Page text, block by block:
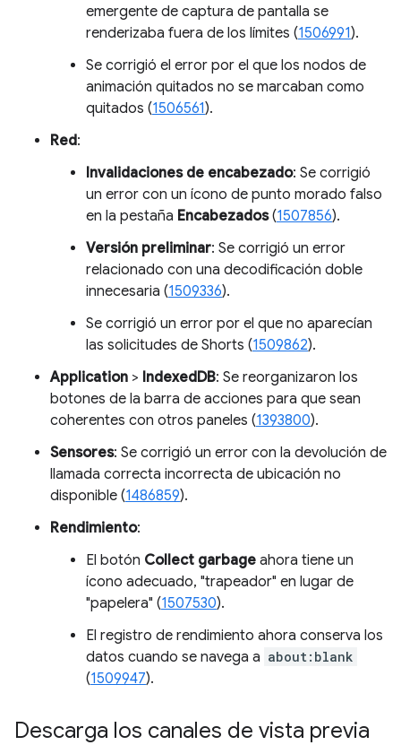
emergente de captura de pantalla se
renderizaba fuera de los límites (1506991).
Se corrigió el error por el que los nodos de
animación quitados no se marcaban como
quitados (1506561).
Red:
Invalidaciones de encabezado: Se corrigió
un error con un ícono de punto morado falso
en la pestaña Encabezados(1507856).
Versión preliminar: Se corrigió un error
relacionado con una decodificación doble
innecesaria (1509336).
Se corrigió un error por el que no aparecían
las solicitudes de Shorts (1509862).
Application > IndexedDB: Se reorganizaron los
botones de la barra de acciones para que sean
coherentes con otros paneles (1393800).
Sensores: Se corrigió un error con la devolución de
llamada correcta incorrecta de ubicación no
disponible (1486859).
Rendimiento:
El botón Collect garbage ahora tiene un
ícono adecuado, "trapeador" en lugar de
"papelera" (1507530).
El registro de rendimiento ahora conserva los
datos cuando se navega a about:blank
(1509947).
Descarga los canales de vista previa